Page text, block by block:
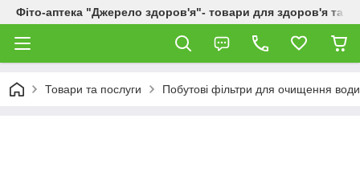
Фіто-аптека "Джерело здоров'я"- товари для здоров'я та
Товари та послуги Побутові фільтри для очищення